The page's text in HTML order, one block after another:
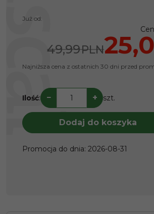
Już od:
49,99PLN
Najniższa cena z ostatnich 30 dni przed
Ilość: − + szt.
Dodaj do koszyka
Promocja do dnia: 2026-08-31